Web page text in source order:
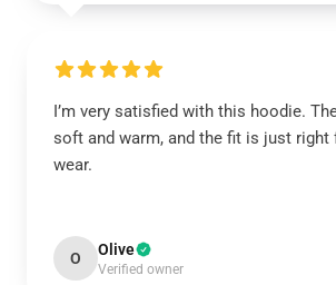
I’m very satisfied with this hoodie.
soft and warm, and the fit is just right
wear.
O Olive
Verified owner